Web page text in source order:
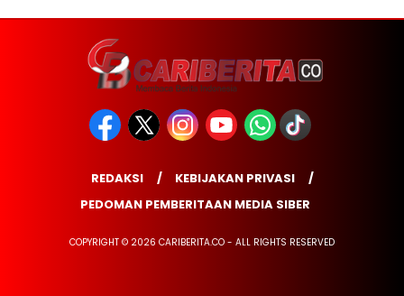
REDAKSI
KEBIJAKAN PRIVASI
PEDOMAN PEMBERITAAN MEDIA SIBER
COPYRIGHT © 2026 CARIBERITA.CO - ALL RIGHTS RESERVED